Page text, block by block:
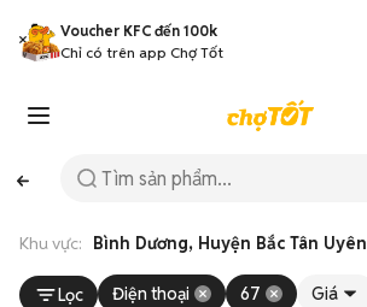
Voucher KFC đến 100k
Chỉ có trên app Chợ Tốt
Khu vực: Bình Dương, Huyện Bắc Tân Uyên
Lọc Điện thoại 67 Giá